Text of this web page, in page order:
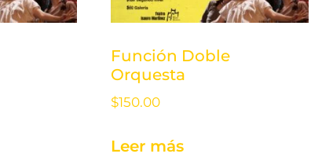
Función Doble
Orquesta
$150.00
Leer más